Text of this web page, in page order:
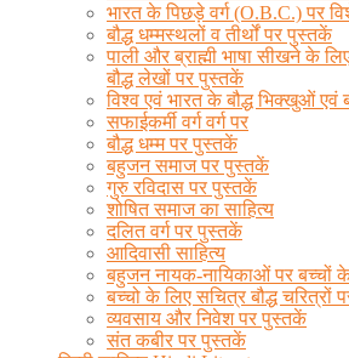
भारत के पिछड़े वर्ग (O.B.C.) पर
बौद्ध धम्मस्थलों व तीर्थों पर पुस्तकें
पाली और ब्राह्मी भाषा सीखने के
बौद्ध लेखों पर पुस्तकें
विश्व एवं भारत के बौद्ध भिक्खुओं एवं
सफाईकर्मी वर्ग वर्ग पर
बौद्ध धम्म पर पुस्तकें
बहुजन समाज पर पुस्तकें
गुरु रविदास पर पुस्तकें
शोषित समाज का साहित्य
दलित वर्ग पर पुस्तकें
आदिवासी साहित्य
बहुजन नायक-नायिकाओं पर बच्चों
बच्चो के लिए सचित्र बौद्ध चरित्रों
व्यवसाय और निवेश पर पुस्तकें
संत कबीर पर पुस्तकें